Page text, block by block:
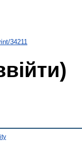
34211